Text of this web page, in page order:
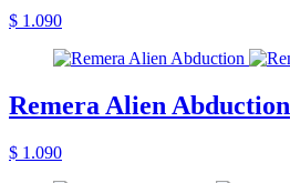
$ 1.090
Remera Alien Abduction
$ 1.090